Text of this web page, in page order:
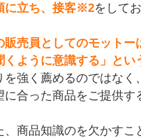
に立ち、接客※2をして
販売員としてのモット
くように意識する」と
を強く薦めるのではなく
に合った商品をご提供す
、商品知識のを欠かす